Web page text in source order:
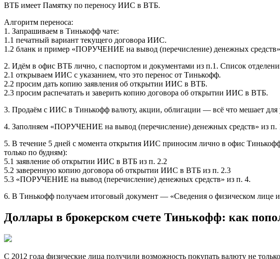
ВТБ имеет Памятку по переносу ИИС в ВТБ.
Алгоритм переноса:
1. Запрашиваем в Тинькофф чате:
1.1 печатный вариант текущего договора ИИС.
1.2 бланк и пример «ПОРУЧЕНИЕ на вывод (перечисление) денежных средств»
2. Идём в офис ВТБ лично, с паспортом и документами из п.1. Список
2.1 открываем ИИС с указанием, что это перенос от Тинькофф.
2.2 просим дать копию заявления об открытии ИИС в ВТБ.
2.3 просим распечатать и заверить копию договора об открытии ИИС в ВТБ.
3. Продаём с ИИС в Тинькофф валюту, акции, облигации — всё что мешает для
4. Заполняем «ПОРУЧЕНИЕ на вывод (перечисление) денежных средств» из п.
5. В течение 5 дней с момента открытия ИИС приносим лично в офис
только по будням):
5.1 заявление об открытии ИИС в ВТБ из п. 2.2
5.2 заверенную копию договора об открытии ИИС в ВТБ из п. 2.3
5.3 «ПОРУЧЕНИЕ на вывод (перечисление) денежных средств» из п. 4.
6. В Тинькофф получаем итоговый документ — «Сведения о физическом лице
Доллары в брокерском счете Тинькофф: как
С 2012 года физические лица получили возможность покупать валюту не